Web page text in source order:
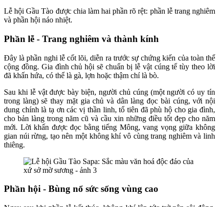
Lễ hội Gầu Tào được chia làm hai phần rõ rệt: phần lễ trang nghiêm
và phần hội náo nhiệt.
Phần lễ - Trang nghiêm và thành kính
Đây là phần nghi lễ cốt lõi, diễn ra trước sự chứng kiến của toàn thể
cộng đồng. Gia đình chủ hội sẽ chuẩn bị lễ vật cúng tế tùy theo lời
đã khấn hứa, có thể là gà, lợn hoặc thậm chí là bò.
Sau khi lễ vật được bày biện, người chủ cúng (một người có uy tín
trong làng) sẽ thay mặt gia chủ và dân làng đọc bài cúng, với nội
dung chính là tạ ơn các vị thần linh, tổ tiên đã phù hộ cho gia đình,
cho bản làng trong năm cũ và cầu xin những điều tốt đẹp cho năm
mới. Lời khấn được đọc bằng tiếng Mông, vang vọng giữa không
gian núi rừng, tạo nên một không khí vô cùng trang nghiêm và linh
thiêng.
Phần hội - Bùng nổ sức sống vùng cao